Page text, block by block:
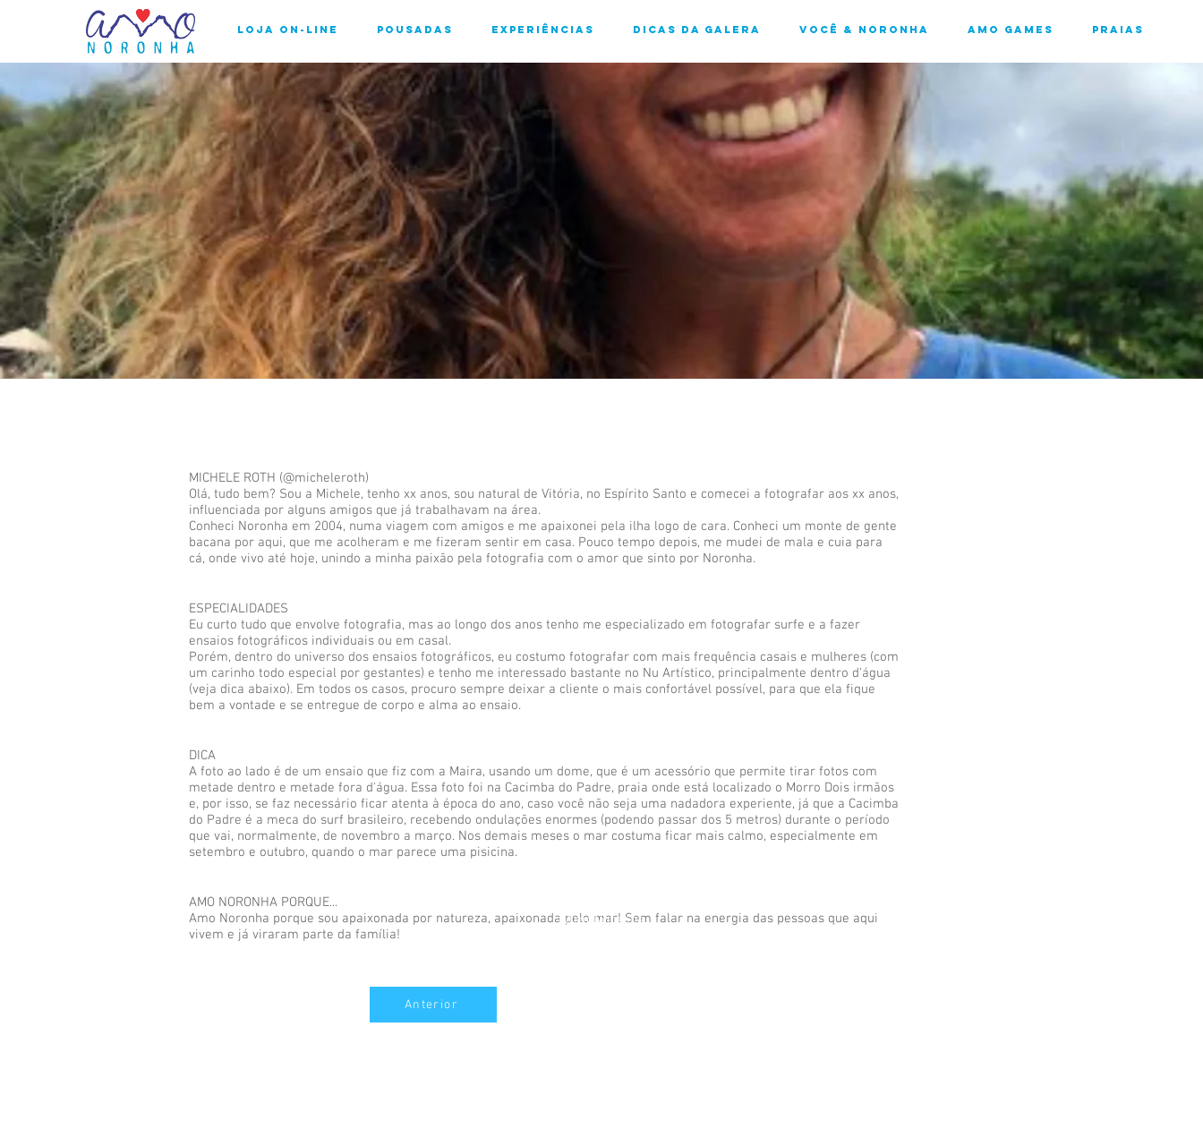
Loja On-line Pousadas Experiências Dicas da Galera Você & Noronha Amo Games Praias
MICHELE ROTH (@micheleroth)
Olá, tudo bem? Sou a Michele, tenho xx anos, sou natural de Vitória, no Espírito Santo e comecei a fotografar aos xx anos,
influenciada por alguns amigos que já trabalhavam na área.
Conheci Noronha em 2004, numa viagem com amigos e me apaixonei pela ilha logo de cara. Conheci um monte de gente
bacana por aqui, que me acolheram e me fizeram sentir em casa. Pouco tempo depois, me mudei de mala e cuia para
cá, onde vivo até hoje, unindo a minha paixão pela fotografia com o amor que sinto por Noronha.
ESPECIALIDADES
Eu curto tudo que envolve fotografia, mas ao longo dos anos tenho me especializado em fotografar surfe e a fazer
ensaios fotográficos individuais ou em casal.
Porém, dentro do universo dos ensaios fotográficos, eu costumo fotografar com mais frequência casais e mulheres (com
um carinho todo especial por gestantes) e tenho me interessado bastante no Nu Artístico, principalmente dentro d'água
(veja dica abaixo). Em todos os casos, procuro sempre deixar a cliente o mais confortável possível, para que ela fique
bem a vontade e se entregue de corpo e alma ao ensaio.
DICA
A foto ao lado é de um ensaio que fiz com a Maira, usando um dome, que é um acessório que permite tirar fotos com
metade dentro e metade fora d'água. Essa foto foi na Cacimba do Padre, praia onde está localizado o Morro Dois irmãos
e, por isso, se faz necessário ficar atenta à época do ano, caso você não seja uma nadadora experiente, já que a Cacimba
do Padre é a meca do surf brasileiro, recebendo ondulações enormes (podendo passar dos 5 metros) durante o período
que vai, normalmente, de novembro a março. Nos demais meses o mar costuma ficar mais calmo, especialmente em
setembro e outubro, quando o mar parece uma pisicina.
AMO NORONHA PORQUE...
Amo Noronha porque sou apaixonada por natureza, apaixonada pelo mar! Sem falar na energia das pessoas que aqui
vivem e já viraram parte da família!
#AmoNoronha
Anterior